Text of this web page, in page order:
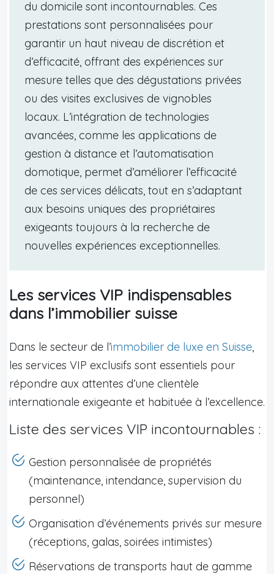
du domicile sont incontournables. Ces
prestations sont personnalisées pour
garantir un haut niveau de discrétion et
d’efficacité, offrant des expériences sur
mesure telles que des dégustations privées
ou des visites exclusives de vignobles
locaux. L’intégration de technologies
avancées, comme les applications de
gestion à distance et l’automatisation
domotique, permet d’améliorer l’efficacité
de ces services délicats, tout en s’adaptant
aux besoins uniques des propriétaires
exigeants toujours à la recherche de
nouvelles expériences exceptionnelles.
Les services VIP indispensables
dans l’immobilier suisse
Dans le secteur de l’immobilier de luxe en Suisse,
les services VIP exclusifs sont essentiels pour
répondre aux attentes d’une clientèle
internationale exigeante et habituée à l’excellence.
Liste des services VIP incontournables :
Gestion personnalisée de propriétés
(maintenance, intendance, supervision du
personnel)
Organisation d’événements privés sur mesure
(réceptions, galas, soirées intimistes)
Réservations de transports haut de gamme